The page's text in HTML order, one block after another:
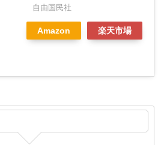
自由国民社
Amazon 楽天市場